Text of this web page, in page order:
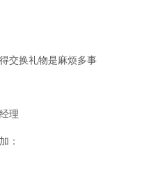
交换礼物是麻烦多事
理
：